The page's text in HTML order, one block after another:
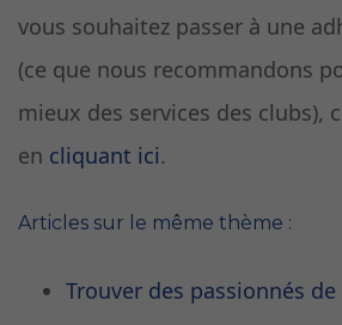
vous souhaitez passer à une
(ce que nous recommandons
mieux des services des clubs),
en cliquant ici.
Articles sur le même thème :
Trouver des passionnés